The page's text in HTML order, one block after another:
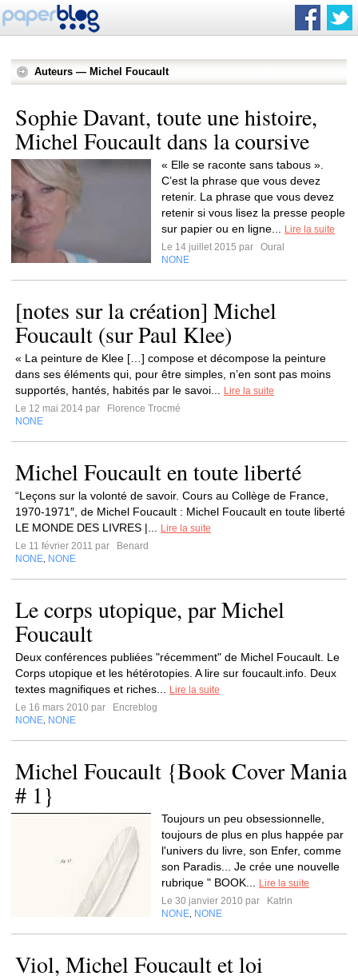
Auteurs — Michel Foucault
Sophie Davant, toute une histoire,
Michel Foucault dans la coursive
« Elle se raconte sans tabous ».
C’est la phrase que vous devez
retenir. La phrase que vous devez
retenir si vous lisez la presse people
sur papier ou en ligne...
Lire la suite
Le 14 juillet 2015 par
Oural
NONE
[notes sur la création] Michel
Foucault (sur Paul Klee)
« La peinture de Klee […] compose et décompose la peinture
dans ses éléments qui, pour être simples, n’en sont pas moins
supportés, hantés, habités par le savoi...
Lire la suite
Le 12 mai 2014 par
Florence Trocmé
NONE
Michel Foucault en toute liberté
“Leçons sur la volonté de savoir. Cours au Collège de France,
1970-1971″, de Michel Foucault : Michel Foucault en toute liberté
LE MONDE DES LIVRES |...
Lire la suite
Le 11 février 2011 par
Benard
NONE NONE
Le corps utopique, par Michel
Foucault
Deux conférences publiées "récemment" de Michel Foucault. Le
Corps utopique et les hétérotopies. A lire sur foucault.info. Deux
textes magnifiques et riches...
Lire la suite
Le 16 mars 2010 par
Encreblog
NONE NONE
Michel Foucault {Book Cover Mania
# 1}
Toujours un peu obsessionnelle,
toujours de plus en plus happée par
l'univers du livre, son Enfer, comme
son Paradis... Je crée une nouvelle
rubrique " BOOK...
Lire la suite
Le 30 janvier 2010 par
Katrin
NONE NONE
Viol, Michel Foucault et loi